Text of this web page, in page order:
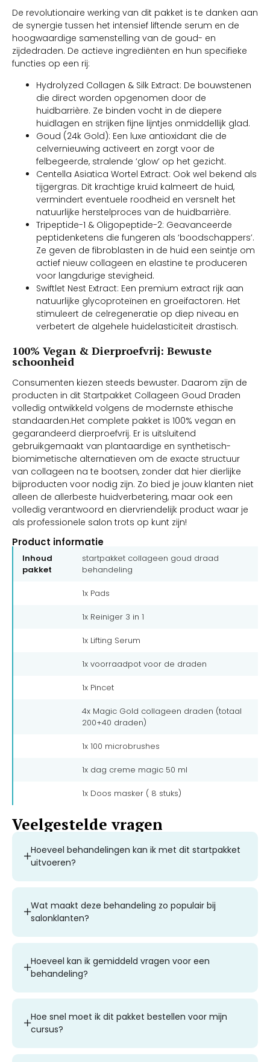
De revolutionaire werking van dit pakket is te danken aan
de synergie tussen het intensief liftende serum en de
hoogwaardige samenstelling van de goud- en
zijdedraden. De actieve ingrediënten en hun specifieke
functies op een rij:
Hydrolyzed Collagen & Silk Extract: De bouwstenen
die direct worden opgenomen door de
huidbarrière. Ze binden vocht in de diepere
huidlagen en strijken fijne lijntjes onmiddellijk glad.
Goud (24k Gold): Een luxe antioxidant die de
celvernieuwing activeert en zorgt voor de
felbegeerde, stralende ‘glow’ op het gezicht.
Centella Asiatica Wortel Extract: Ook wel bekend als
tijgergras. Dit krachtige kruid kalmeert de huid,
vermindert eventuele roodheid en versnelt het
natuurlijke herstelproces van de huidbarrière.
Tripeptide-1 & Oligopeptide-2: Geavanceerde
peptidenketens die fungeren als ‘boodschappers’.
Ze geven de fibroblasten in de huid een seintje om
actief nieuw collageen en elastine te produceren
voor langdurige stevigheid.
Swiftlet Nest Extract: Een premium extract rijk aan
natuurlijke glycoproteïnen en groeifactoren. Het
stimuleert de celregeneratie op diep niveau en
verbetert de algehele huidelasticiteit drastisch.
100% Vegan & Dierproefvrij: Bewuste
schoonheid
Consumenten kiezen steeds bewuster. Daarom zijn de
producten in dit Startpakket Collageen Goud Draden
volledig ontwikkeld volgens de modernste ethische
standaarden.Het complete pakket is 100% vegan en
gegarandeerd dierproefvrij. Er is uitsluitend
gebruikgemaakt van plantaardige en synthetisch-
biomimetische alternatieven om de exacte structuur
van collageen na te bootsen, zonder dat hier dierlijke
bijproducten voor nodig zijn. Zo bied je jouw klanten niet
alleen de allerbeste huidverbetering, maar ook een
volledig verantwoord en diervriendelijk product waar je
als professionele salon trots op kunt zijn!
Product informatie
Inhoud
pakket
startpakket collageen goud draad
behandeling
1x Pads
1x Reiniger 3 in 1
1x Lifting Serum
1x voorraadpot voor de draden
1x Pincet
4x Magic Gold collageen draden (totaal
200+40 draden)
1x 100 microbrushes
1x dag creme magic 50 ml
1x Doos masker ( 8 stuks)
Veelgestelde vragen
Hoeveel behandelingen kan ik met dit startpakket
uitvoeren?
Wat maakt deze behandeling zo populair bij
salonklanten?
Hoeveel kan ik gemiddeld vragen voor een
behandeling?
Hoe snel moet ik dit pakket bestellen voor mijn
cursus?